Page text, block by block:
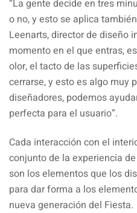
“La gente decide en tres
o no, y esto se aplica
Leenarts, director de diseño
momento en el que entras,
olor, el tacto de las
cerrarse, y esto es algo muy
diseñadores, podemos
perfecta para el usuario”.
Cada interacción con el
conjunto de la experiencia
son los elementos que los
para dar forma a los
nueva generación del Fiesta.